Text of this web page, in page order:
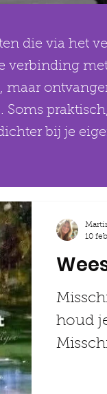
die via het
met
Soms
bij je
houd
10